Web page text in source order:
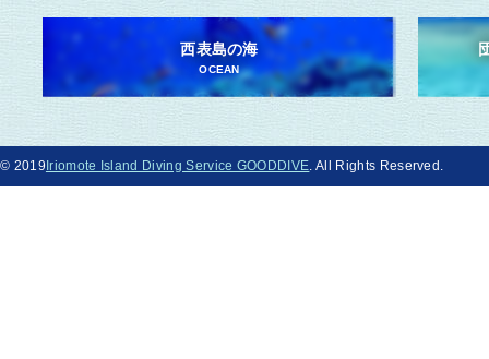
西表島の海
OCEAN
© 2019 Iriomote Island Diving Service GOODDIVE. All Rights Reserved.